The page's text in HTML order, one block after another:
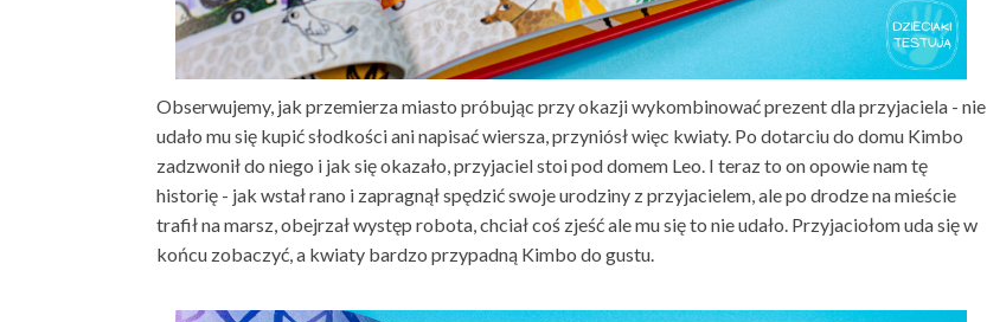
Obserwujemy, jak przemierza miasto próbując przy okazji wykombinować prezent dla przyjaciela - nie
udało mu się kupić słodkości ani napisać wiersza, przyniósł więc kwiaty. Po dotarciu do domu Kimbo
zadzwonił do niego i jak się okazało, przyjaciel stoi pod domem Leo. I teraz to on opowie nam tę
historię - jak wstał rano i zapragnął spędzić swoje urodziny z przyjacielem, ale po drodze na mieście
trafił na marsz, obejrzał występ robota, chciał coś zjeść ale mu się to nie udało. Przyjaciołom uda się w
końcu zobaczyć, a kwiaty bardzo przypadną Kimbo do gustu.